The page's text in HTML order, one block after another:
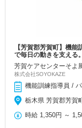
【芳賀郡芳賀町】機
で毎日の動きを支える
芳賀ケアセンターそよ
株式会社SOYOKAZE
機能訓練指導員 /
栃木県 芳賀郡芳賀
時給 1,350円 ～